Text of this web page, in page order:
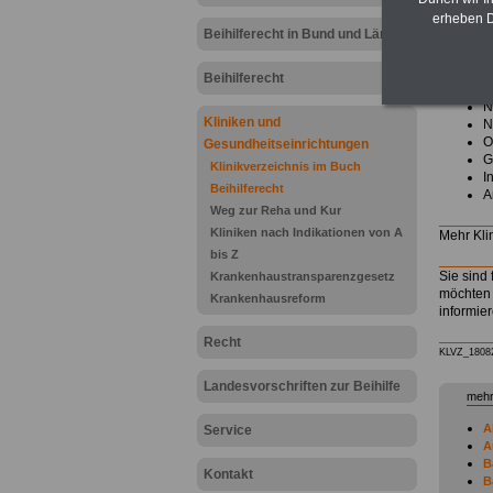
Beihilferecht in Bund und Ländern
Beihilferecht
Kliniken und
Gesundheitseinrichtungen
Klinikverzeichnis im Buch
Beihilferecht
Weg zur Reha und Kur
Kliniken nach Indikationen von A
bis Z
Krankenhaustransparenzgesetz
Krankenhausreform
Recht
Landesvorschriften zur Beihilfe
Service
Kontakt
Profil
Mehr
Sie sind
erheben